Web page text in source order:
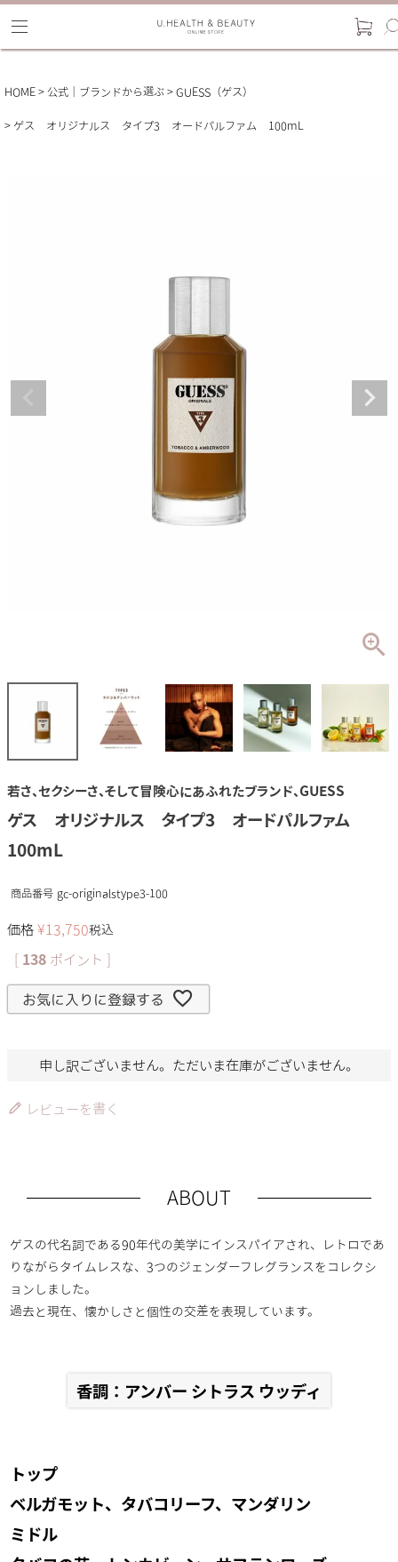
HOME 公式｜ブランドから選ぶ GUESS（ゲス）
ゲス オリジナルス タイプ3 オードパルファム 100mL
若さ、セクシーさ、そして冒険心にあふれたブランド、GUESS
ゲス オリジナルス タイプ3 オードパルファム
100mL
商品番号 gc-originalstype3-100
価格 ¥13,750税込
138 ポイント ]
お気に入りに登録する
申し訳ございません。ただいま在庫がございません。
レビューを書く
ABOUT
ゲスの代名詞である90年代の美学にインスパイアされ、レトロであ
りながらタイムレスな、3つのジェンダーフレグランスをコレクシ
ョンしました。
過去と現在、懐かしさと個性の交差を表現しています。
香調：アンバー シトラス ウッディ
トップ
ベルガモット、タバコリーフ、マンダリン
ミドル